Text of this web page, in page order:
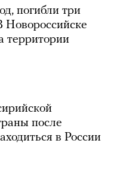
погибли три
Новороссийске
территории
после
в России